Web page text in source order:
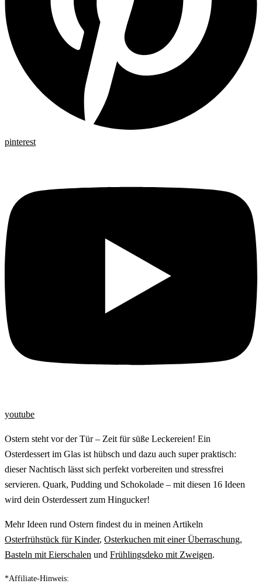
pinterest
youtube
Ostern steht vor der Tür – Zeit für süße Leckereien! Ein
Osterdessert im Glas ist hübsch und dazu auch super praktisch:
dieser Nachtisch lässt sich perfekt vorbereiten und stressfrei
servieren. Quark, Pudding und Schokolade – mit diesen 16 Ideen
wird dein Osterdessert zum Hingucker!
Mehr Ideen rund Ostern findest du in meinen Artikeln
Osterfrühstück für Kinder, Osterkuchen mit einer Überraschung,
Basteln mit Eierschalen und Frühlingsdeko mit Zweigen.
*Affiliate-Hinweis: